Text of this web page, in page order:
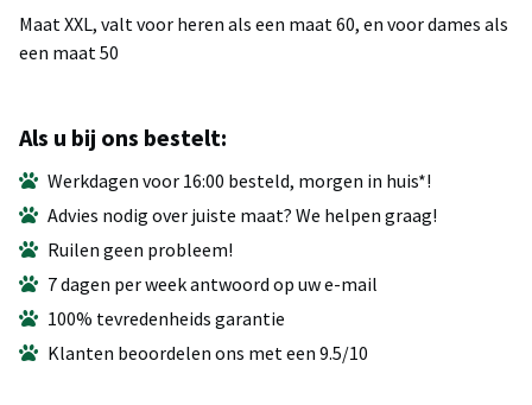
Maat XXL, valt voor heren als een maat 60, en voor dames als
een maat 50
Als u bij ons bestelt:
Werkdagen voor 16:00 besteld, morgen in huis*!
Advies nodig over juiste maat? We helpen graag!
Ruilen geen probleem!
7 dagen per week antwoord op uw e-mail
100% tevredenheids garantie
Klanten beoordelen ons met een 9.5/10